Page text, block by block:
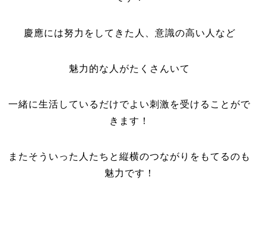
慶應には努力をしてきた人、意識の高い人など
魅力的な人がたくさんいて
一緒に生活しているだけでよい刺激を受けることがで
きます！
またそういった人たちと縦横のつながりをもてるのも
魅力です！